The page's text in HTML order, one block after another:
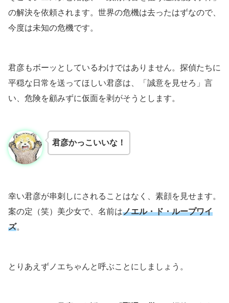
の解決を依頼されます。世界の危機は去ったはずなので、
今度は未知の危機です。
君彦もボーッとしているわけではありません。探偵たちに
平穏な日常を送ってほしい君彦は、「誠意を見せろ」言
い、危険を顧みずに仮面を剥がそうとします。
君彦かっこいいな！
幸い君彦が串刺しにされることはなく、素顔を見せます。
案の定（笑）美少女で、名前はノエル・ド・ループワイ
ズ。
とりあえずノエちゃんと呼ぶことにしましょう。